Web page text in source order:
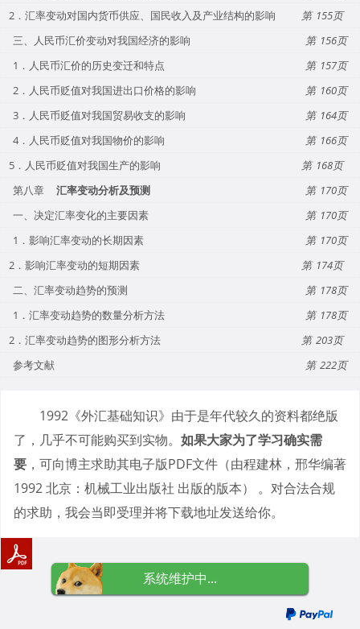
2．汇率变动对国内货币供应、国民收入及产业结构的影响
155
三、人民币汇价变动对我国经济的影响
156
1．人民币汇价的历史变迁和特点
157
2．人民币贬值对我国进出口价格的影响
160
3．人民币贬值对我国贸易收支的影响
164
4．人民币贬值对我国物价的影响
166
5．人民币贬值对我国生产的影响
168
第八章
汇率变动分析及预测
170
一、决定汇率变化的主要因素
170
1．影响汇率变动的长期因素
170
2．影响汇率变动的短期因素
174
二、汇率变动趋势的预测
178
1．汇率变动趋势的数量分析方法
178
2．汇率变动趋势的图形分析方法
203
参考文献
222
1992《外汇基础知识》由于是年代较久的资料都绝版
了，几乎不可能购买到实物。 如果大家为了学习确实需
要 ，可向博主求助其电子版PDF文件（由程建林，邢华编著
1992 北京：机械工业出版社 出版的版本） 。对合法合规
的求助，我会当即受理并将下载地址发送给你。
系统维护中...